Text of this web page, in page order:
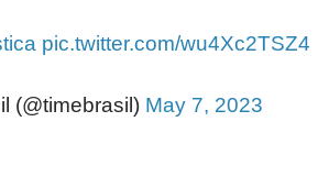
pic.twitter.com/wu4Xc2TSZ4
(@timebrasil) May 7, 2023